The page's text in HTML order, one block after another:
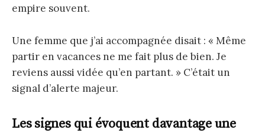
empire souvent.
Une femme que j’ai accompagnée disait : « Même
partir en vacances ne me fait plus de bien. Je
reviens aussi vidée qu’en partant. » C’était un
signal d’alerte majeur.
Les signes qui évoquent davantage une